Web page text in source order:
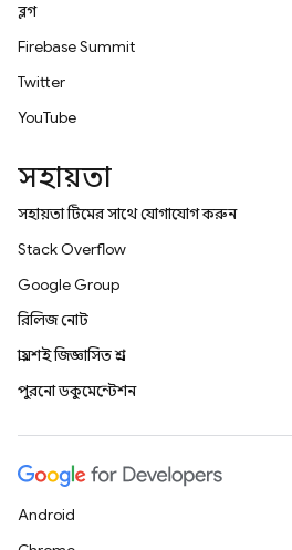
ব্লগ
Firebase Summit
Twitter
YouTube
সহায়তা
সহায়তা টিমের সাথে যোগাযোগ করুন
Stack Overflow
Google Group
রিলিজ নোট
প্রায়শই জিজ্ঞাসিত প্রশ্ন
পুরনো ডকুমেন্টেশন
Android